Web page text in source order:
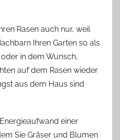
Rasen auch nur, weil
Ihren Garten so als
in dem Wunsch,
auf dem Rasen wieder
aus dem Haus sind
einer
Sie Gräser und Blumen